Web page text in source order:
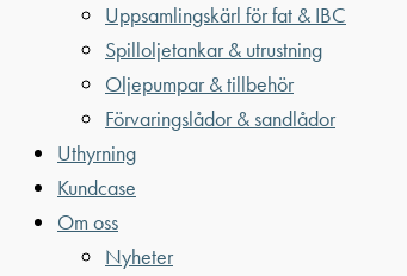
Uppsamlingskärl för fat & IBC
Spilloljetankar & utrustning
Oljepumpar & tillbehör
Förvaringslådor & sandlådor
Uthyrning
Kundcase
Om oss
Nyheter